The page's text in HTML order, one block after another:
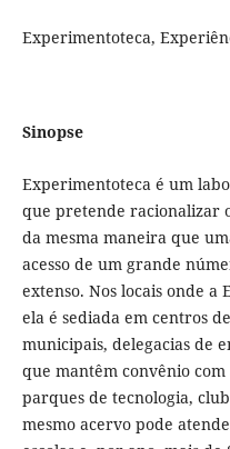
Experimentoteca,
Sinopse
Experimentoteca é um
que pretende racionalizar
da mesma maneira que
acesso de um grande
extenso. Nos locais onde
ela é sediada em centros
municipais, delegacias de
que mantêm convênio
parques de tecnologia,
mesmo acervo pode